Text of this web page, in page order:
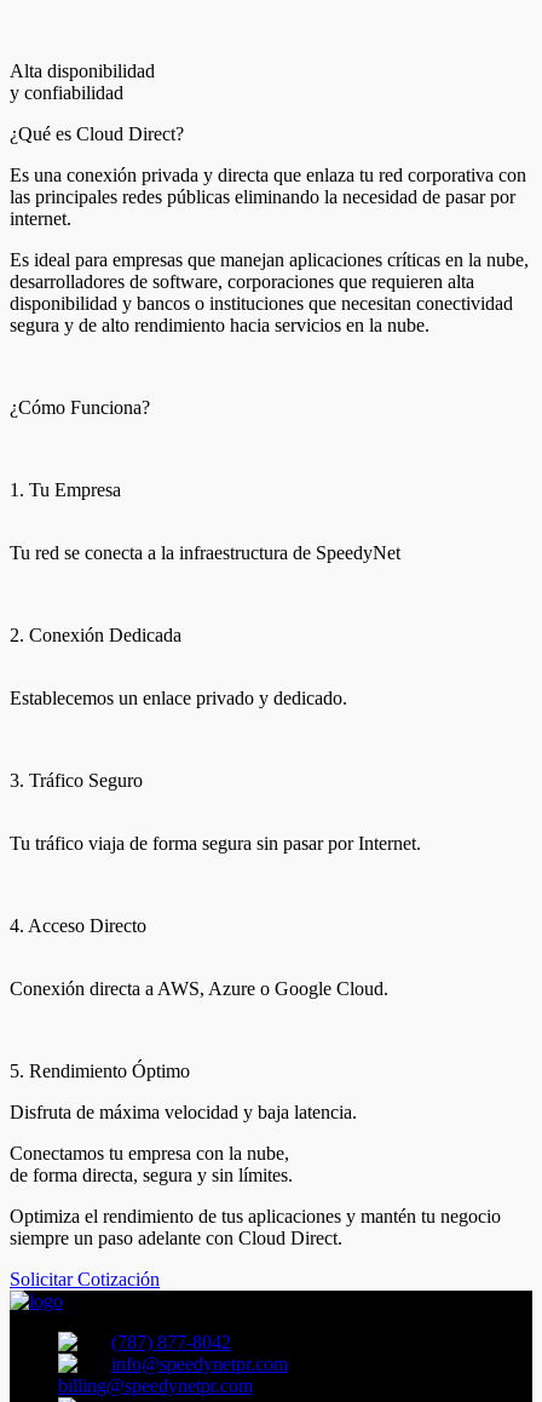
Alta disponibilidad
y confiabilidad
¿Qué es Cloud Direct?
Es una conexión privada y directa que enlaza tu red corporativa con
las principales redes públicas eliminando la necesidad de pasar por
internet.
Es ideal para empresas que manejan aplicaciones críticas en la nube,
desarrolladores de software, corporaciones que requieren alta
disponibilidad y bancos o instituciones que necesitan conectividad
segura y de alto rendimiento hacia servicios en la nube.
¿Cómo Funciona?
1. Tu Empresa
Tu red se conecta a la infraestructura de SpeedyNet
2. Conexión Dedicada
Establecemos un enlace privado y dedicado.
3. Tráfico Seguro
Tu tráfico viaja de forma segura sin pasar por Internet.
4. Acceso Directo
Conexión directa a AWS, Azure o Google Cloud.
5. Rendimiento Óptimo
Disfruta de máxima velocidad y baja latencia.
Conectamos tu empresa con la nube,
de forma directa, segura y sin límites.
Optimiza el rendimiento de tus aplicaciones y mantén tu negocio
siempre un paso adelante con Cloud Direct.
Solicitar Cotización
(787) 877-8042
info@speedynetpr.com
billing@speedynetpr.com